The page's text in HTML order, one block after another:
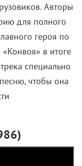
Авторы
для полного
героя по
в итоге
специально
чтобы она